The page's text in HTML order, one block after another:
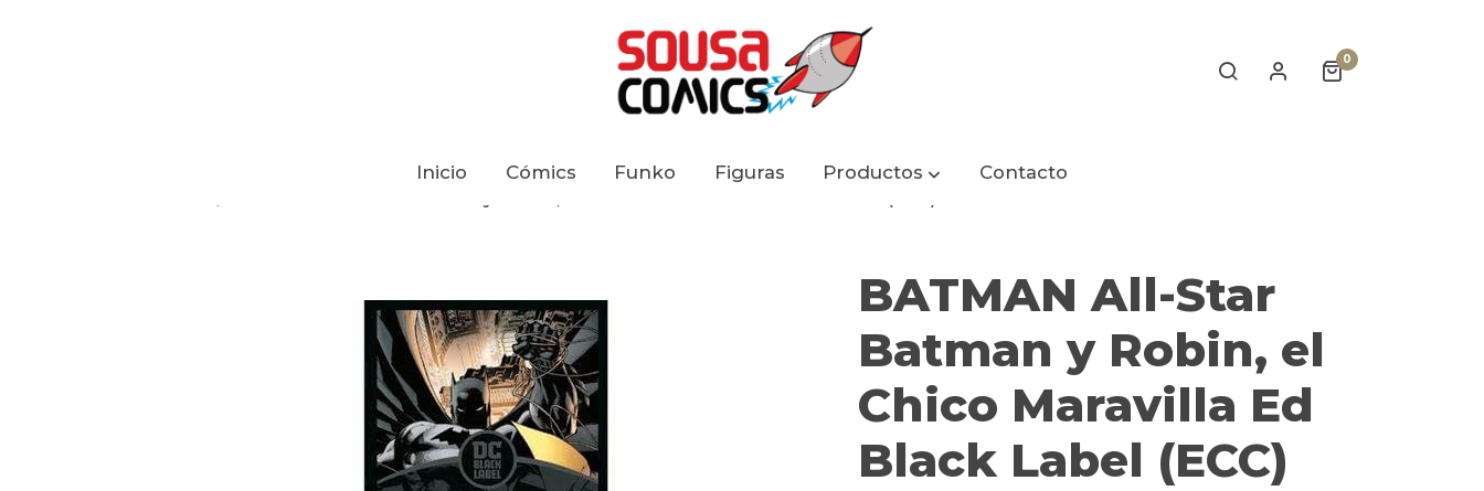
0
Inicio Cómics Funko Figuras Productos
Contacto
BATMAN All-Star
Batman y Robin, el
Chico Maravilla Ed
Black Label (ECC)